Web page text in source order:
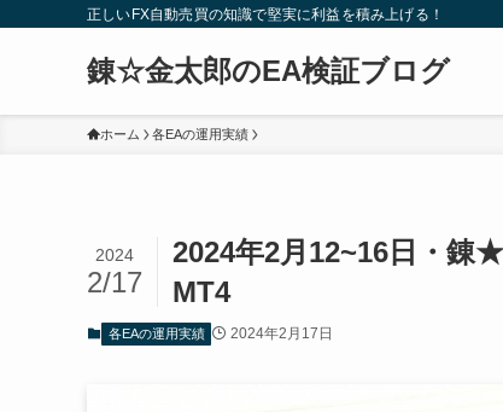
正しいFX自動売買の知識で堅実に利益を積み上げる！
錬☆金太郎のEA検証ブログ
ホーム 各EAの運用実績
2024年2月12~16日・錬
MT4
2024
2/17
各EAの運用実績 2024年2月17日